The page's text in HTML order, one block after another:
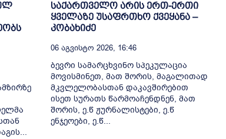
საქართველო არის ერთ-ერთი
ყველაზე უსაფრთხო ქვეყანა –
კობახიძე
06 Აგვისტო 2026, 16:46
ბევრი სამარცხვინო სპეკულაცია
მოვისმინეთ, მათ შორის, მაგალითად
მკვლელობასთან დაკავშირებით
ისეთ სურათს წარმოაჩენდნენ, მათ
შორის, ე.წ ჟურნალისტები, ე.წ
ენჯეოები, ე.წ...